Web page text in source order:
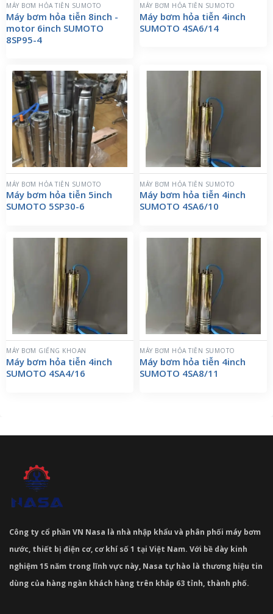
MÁY BƠM HỎA TIỄN SUMOTO
Máy bơm hỏa tiễn 8inch -
motor 6inch SUMOTO
8SP95-4
MÁY BƠM HỎA TIỄN SUMOTO
Máy bơm hỏa tiễn 4inch
SUMOTO 4SA6/14
MÁY BƠM HỎA TIỄN SUMOTO
Máy bơm hỏa tiễn 5inch
SUMOTO 5SP30-6
MÁY BƠM HỎA TIỄN SUMOTO
Máy bơm hỏa tiễn 4inch
SUMOTO 4SA6/10
MÁY BƠM GIẾNG KHOAN
Máy bơm hỏa tiễn 4inch
SUMOTO 4SA4/16
MÁY BƠM HỎA TIỄN SUMOTO
Máy bơm hỏa tiễn 4inch
SUMOTO 4SA8/11
Công ty cổ phần VN Nasa là nhà nhập khẩu và phân phối máy bơm
nước, thiết bị điện cơ, cơ khí số 1 tại Việt Nam. Với bề dày kinh
nghiệm 15 năm trong lĩnh vực này, Nasa tự hào là thương hiệu tin
dùng của hàng ngàn khách hàng trên khắp 63 tỉnh, thành phố.